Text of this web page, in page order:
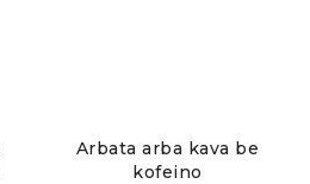
Arbata arba kava be
kofeino